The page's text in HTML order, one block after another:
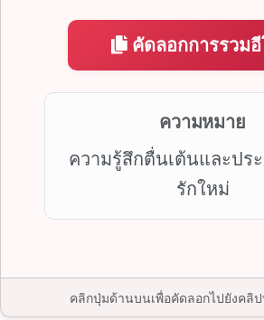
คัดลอกการรวม
ความหมาย
ความรู้สึกตื่นเต้นและปร
รักใหม่
คลิกปุ่มด้านบนเพื่อคัดลอกไปยังคลิ